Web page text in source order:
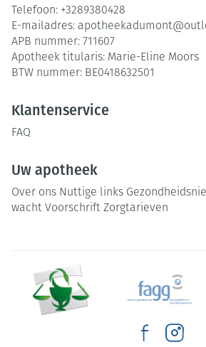
Telefoon: +3289380428
E-mailadres: apotheekadumont@
APB nummer: 711607
Apotheek titularis: Marie-Eline Moors
BTW nummer: BE0418632501
Klantenservice
FAQ
Uw apotheek
Over ons Nuttige links
wacht Voorschrift Zorgtarieven